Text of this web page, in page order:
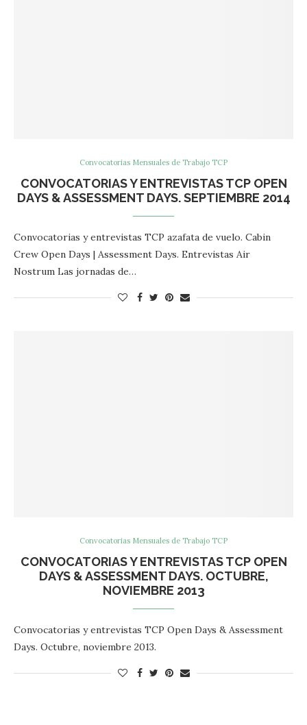
Convocatorias Mensuales de Trabajo TCP
CONVOCATORIAS Y ENTREVISTAS TCP OPEN
DAYS & ASSESSMENT DAYS. SEPTIEMBRE 2014
Convocatorias y entrevistas TCP azafata de vuelo. Cabin
Crew Open Days | Assessment Days. Entrevistas Air
Nostrum Las jornadas de…
Convocatorias Mensuales de Trabajo TCP
CONVOCATORIAS Y ENTREVISTAS TCP OPEN
DAYS & ASSESSMENT DAYS. OCTUBRE,
NOVIEMBRE 2013
Convocatorias y entrevistas TCP Open Days & Assessment
Days. Octubre, noviembre 2013.